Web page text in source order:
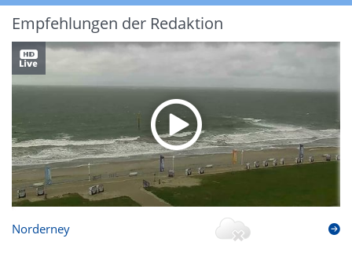
Empfehlungen der Redaktion
Norderney